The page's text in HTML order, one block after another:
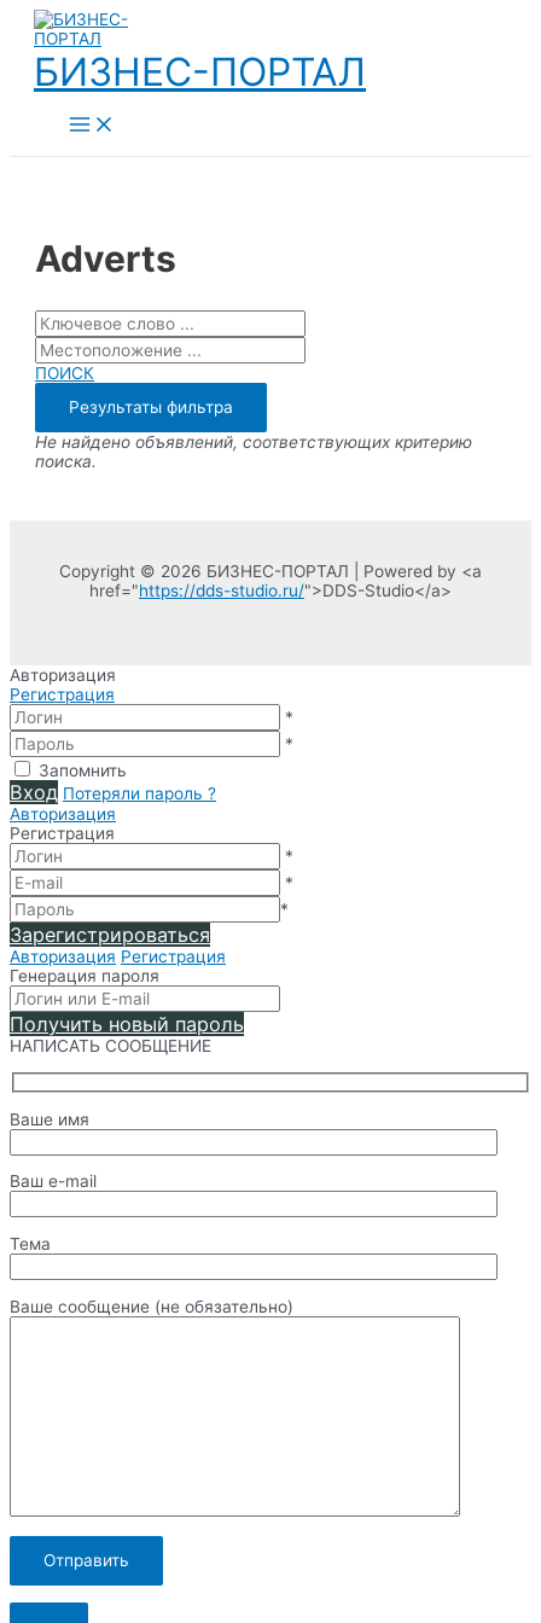
Перейти
содержимому
БИЗНЕС-ПОРТАЛ
Main
Menu
Adverts
ПОИСК
Не найдено объявлений, соответствующих критерию
поиска.
Copyright © 2026 БИЗНЕС-ПОРТАЛ | Powered by <a
href="https://dds-studio.ru/">DDS-Studio</a>
Авторизация
Регистрация
*
*
Запомнить
Вход Потеряли пароль ?
Авторизация
Регистрация
*
*
*
Зарегистрироваться
Авторизация Регистрация
Генерация пароля
Получить новый пароль
НАПИСАТЬ СООБЩЕНИЕ
Ваше имя
Ваш e-mail
Тема
Ваше сообщение (не обязательно)